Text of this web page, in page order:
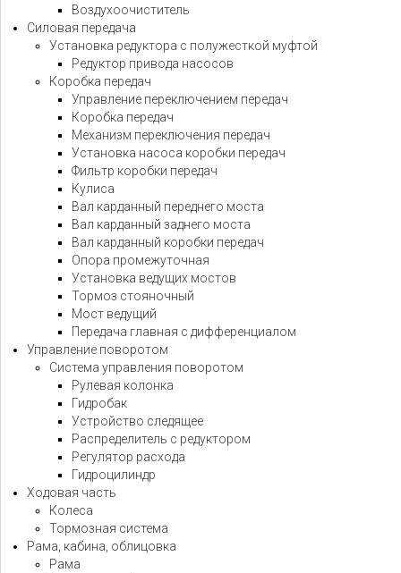
Воздухоочиститель
Силовая передача
Установка редуктора с полужесткой муфтой
Редуктор привода насосов
Коробка передач
Управление переключением передач
Коробка передач
Механизм переключения передач
Установка насоса коробки передач
Фильтр коробки передач
Кулиса
Вал карданный переднего моста
Вал карданный заднего моста
Вал карданный коробки передач
Опора промежуточная
Установка ведущих мостов
Тормоз стояночный
Мост ведущий
Передача главная с дифференциалом
Управление поворотом
Система управления поворотом
Рулевая колонка
Гидробак
Устройство следящее
Распределитель с редуктором
Регулятор расхода
Гидроцилиндр
Ходовая часть
Колеса
Тормозная система
Рама, кабина, облицовка
Рама